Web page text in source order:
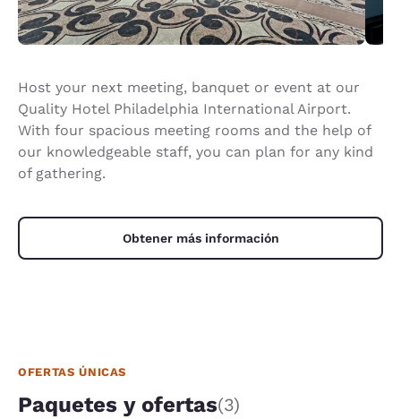
Host your next meeting, banquet or event at our
Quality Hotel Philadelphia International Airport.
With four spacious meeting rooms and the help of
our knowledgeable staff, you can plan for any kind
of gathering.
Obtener más información
OFERTAS ÚNICAS
Paquetes y ofertas(3)